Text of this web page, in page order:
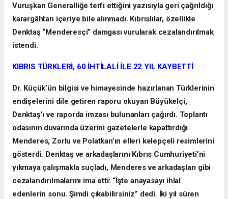
Vuruşkan Generalliğe terfi ettiğini yazısıyla geri çağrıldığı
karargâhtan içeriye bile alınmadı. Kıbrıslılar, özellikle
Denktaş “Menderesçi” damgası vurularak cezalandırılmak
istendi.
KIBRIS TÜRKLERİ, 60 İHTİLALİ İLE 22 YIL KAYBETTİ
Dr. Küçük’ün bilgisi ve himayesinde hazırlanan Türklerinin
endişelerini dile getiren raporu okuyan Büyükelçi,
Denktaş’ı ve raporda imzası bulunanları çağırdı. Toplantı
odasının duvarında üzerini gazetelerle kapattırdığı
Menderes, Zorlu ve Polatkan’ın elleri kelepçeli resimlerini
gösterdi. Denktaş ve arkadaşlarını Kıbrıs Cumhuriyeti’ni
yıkmaya çalışmakla suçladı, Menderes ve arkadaşları gibi
cezalandırılmalarını ima etti: “İşte anayasayı ihlal
edenlerin sonu. Şimdi çıkabilirsiniz” dedi. İki yıl süren